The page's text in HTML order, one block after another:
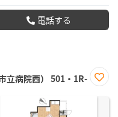
電話する
立病院西） 501・1R-
に入